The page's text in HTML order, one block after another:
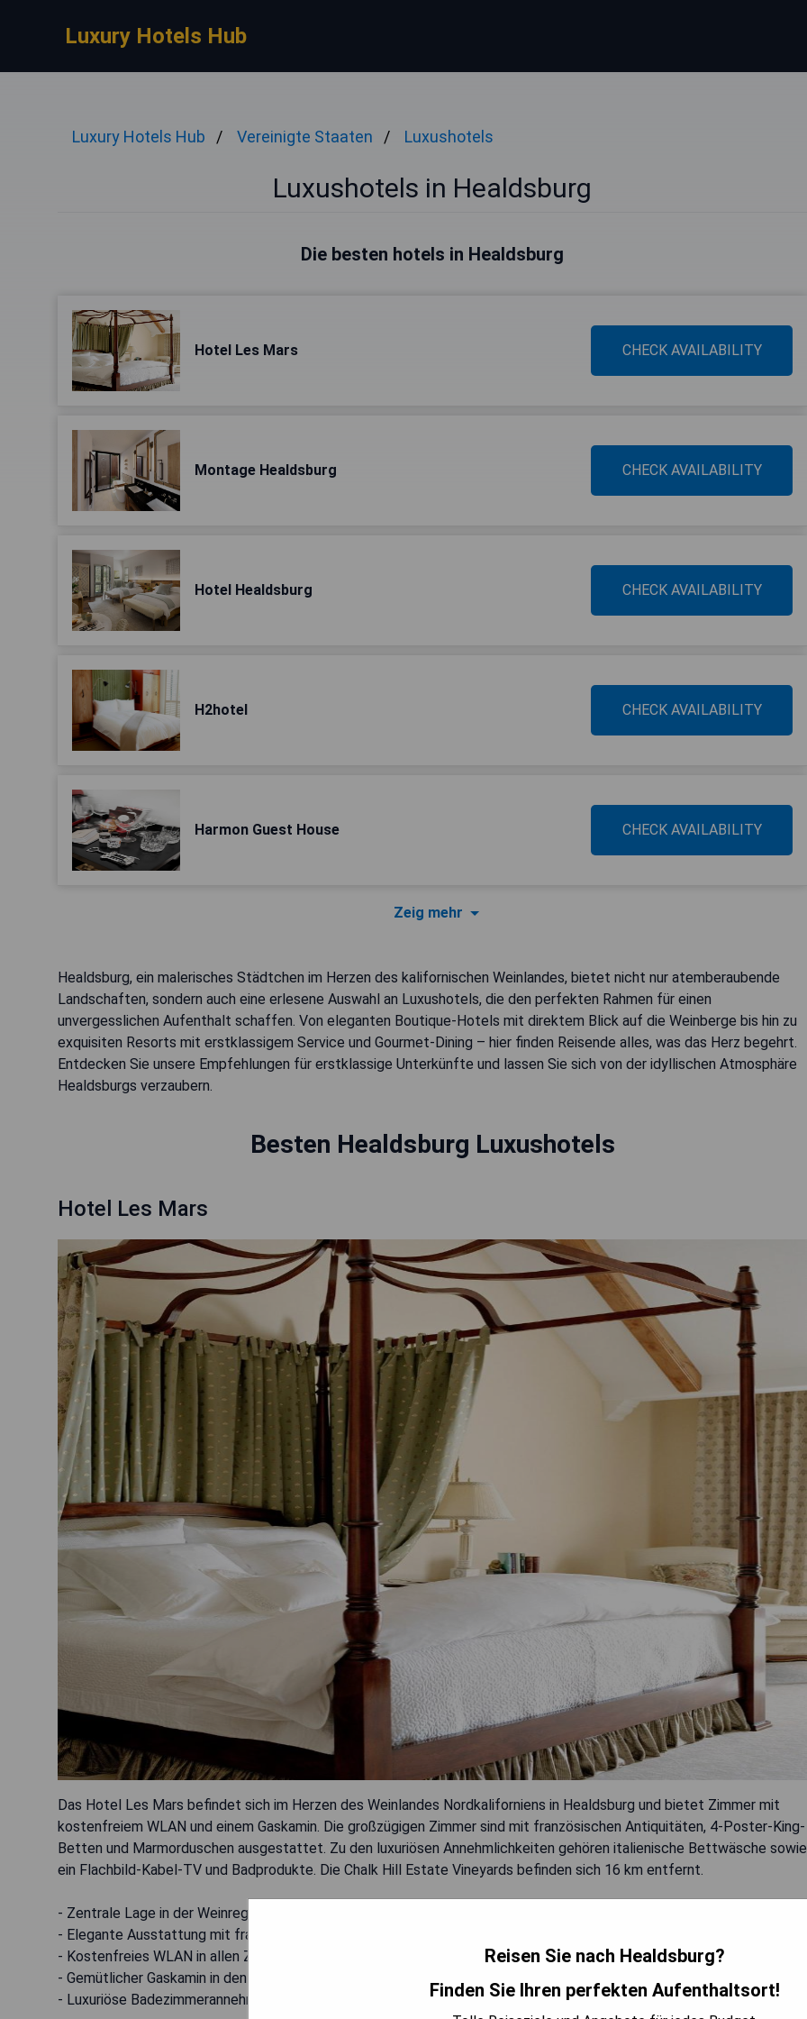
Luxury Hotels Hub
Luxury Hotels Hub Vereinigte Staaten Luxushotels
Luxushotels in Healdsburg
Die besten hotels in Healdsburg
Hotel Les Mars CHECK AVAILABILITY
Montage Healdsburg CHECK AVAILABILITY
Hotel Healdsburg CHECK AVAILABILITY
H2hotel CHECK AVAILABILITY
Harmon Guest House CHECK AVAILABILITY
Zeig mehr
Healdsburg, ein malerisches Städtchen im Herzen des kalifornischen Weinlandes, bietet nicht nur atemberaubende
Landschaften, sondern auch eine erlesene Auswahl an Luxushotels, die den perfekten Rahmen für einen
unvergesslichen Aufenthalt schaffen. Von eleganten Boutique-Hotels mit direktem Blick auf die Weinberge bis hin zu
exquisiten Resorts mit erstklassigem Service und Gourmet-Dining – hier finden Reisende alles, was das Herz begehrt.
Entdecken Sie unsere Empfehlungen für erstklassige Unterkünfte und lassen Sie sich von der idyllischen Atmosphäre
Healdsburgs verzaubern.
Besten Healdsburg Luxushotels
Hotel Les Mars
Das Hotel Les Mars befindet sich im Herzen des Weinlandes Nordkaliforniens in Healdsburg und bietet Zimmer mit
kostenfreiem WLAN und einem Gaskamin. Die großzügigen Zimmer sind mit französischen Antiquitäten, 4-Poster-King-
Betten und Marmorduschen ausgestattet. Zu den luxuriösen Annehmlichkeiten gehören italienische Bettwäsche sowie
ein Flachbild-Kabel-TV und Badprodukte. Die Chalk Hill Estate Vineyards befinden sich 16 km entfernt.
- Zentrale Lage in der Weinregion
- Elegante Ausstattung mit französischen Antiquitäten
- Kostenfreies WLAN in allen Zimmern
- Gemütlicher Gaskamin in den Zimmern
- Luxuriöse Badezimmerannehmlichkeiten
Reisen Sie nach Healdsburg?
Finden Sie Ihren perfekten Aufenthaltsort!